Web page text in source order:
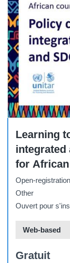
Learning
integrated
for
countries
Open-
Other
Ouvert pour
Web-based
Gratuit